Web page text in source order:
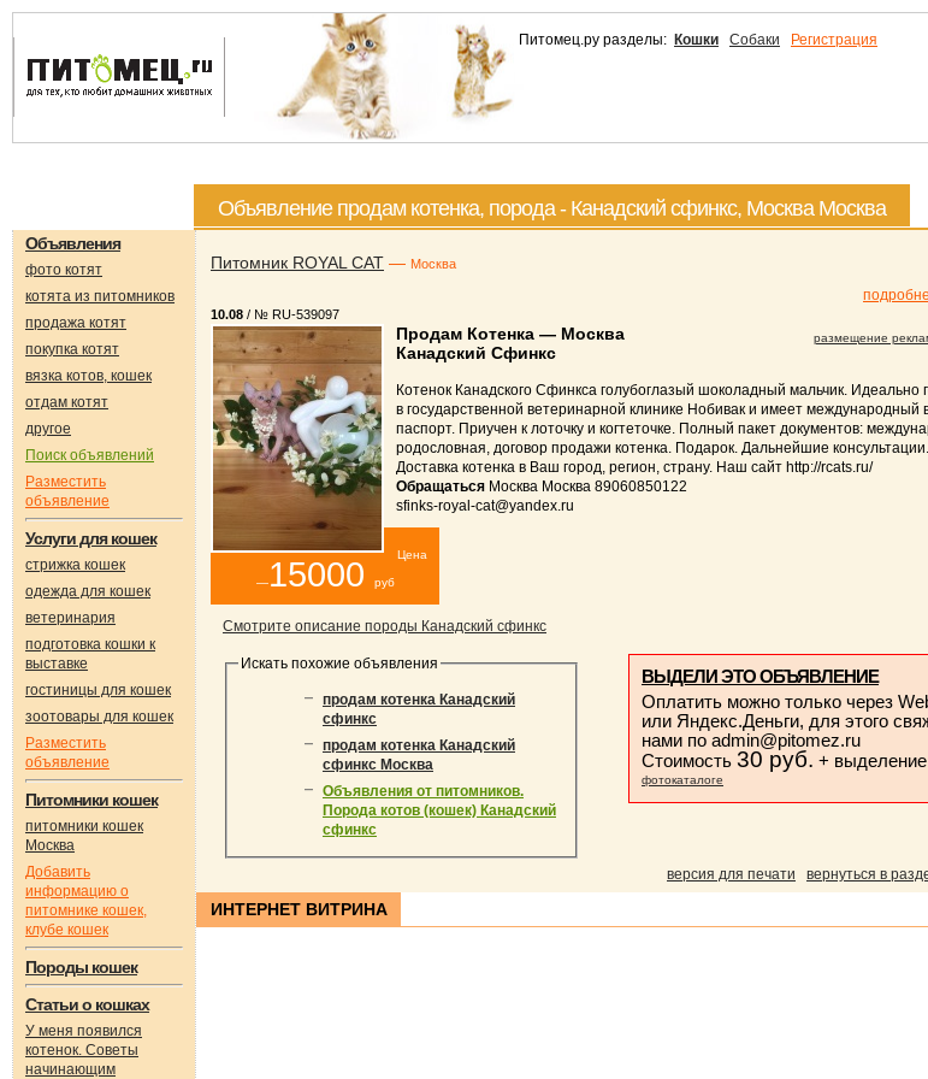
Питомец.ру разделы: Кошки Собаки Регистрация
Объявление продам котенка, порода - Канадский сфинкс, Москва Москва
Объявления
фото котят
котята из питомников
продажа котят
покупка котят
вязка котов, кошек
отдам котят
другое
Поиск объявлений
Разместить
объявление
Услуги для кошек
стрижка кошек
одежда для кошек
ветеринария
подготовка кошки к
выставке
гостиницы для кошек
зоотовары для кошек
Разместить
объявление
Питомники кошек
питомники кошек
Москва
Добавить
информацию о
питомнике кошек,
клубе кошек
Породы кошек
Статьи о кошках
У меня появился
котенок. Советы
начинающим
Питомник ROYAL CAT — Москва
размещение
10.08 / № RU-539097
Продам Котенка — Москва
Канадский Сфинкс
Котенок Канадского Сфинкса голубоглазый шоколадный мальчик. Идеально
в государственной ветеринарной клинике Нобивак и имеет международный
паспорт. Приучен к лоточку и когтеточке. Полный пакет документов:
родословная, договор продажи котенка. Подарок. Дальнейшие
Доставка котенка в Ваш город, регион, страну. Наш сайт http://rcats.ru/
Обращаться Москва Москва 89060850122
sfinks-royal-cat@yandex.ru
Цена
—15000 руб
Смотрите описание породы Канадский сфинкс
Искать похожие объявления
продам котенка Канадский
сфинкс
продам котенка Канадский
сфинкс Москва
Объявления от питомников.
Порода котов (кошек) Канадский
сфинкс
ВЫДЕЛИ ЭТО ОБЪЯВЛЕНИЕ
Оплатить можно только через
или Яндекс.Деньги, для этого
нами по admin@pitomez.ru
Стоимость 30 руб. +
фотокаталоге
версия для печати вернуться в
ИНТЕРНЕТ ВИТРИНА